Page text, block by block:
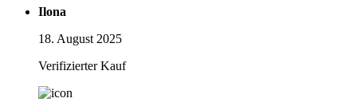
Ilona
18. August 2025
Verifizierter Kauf